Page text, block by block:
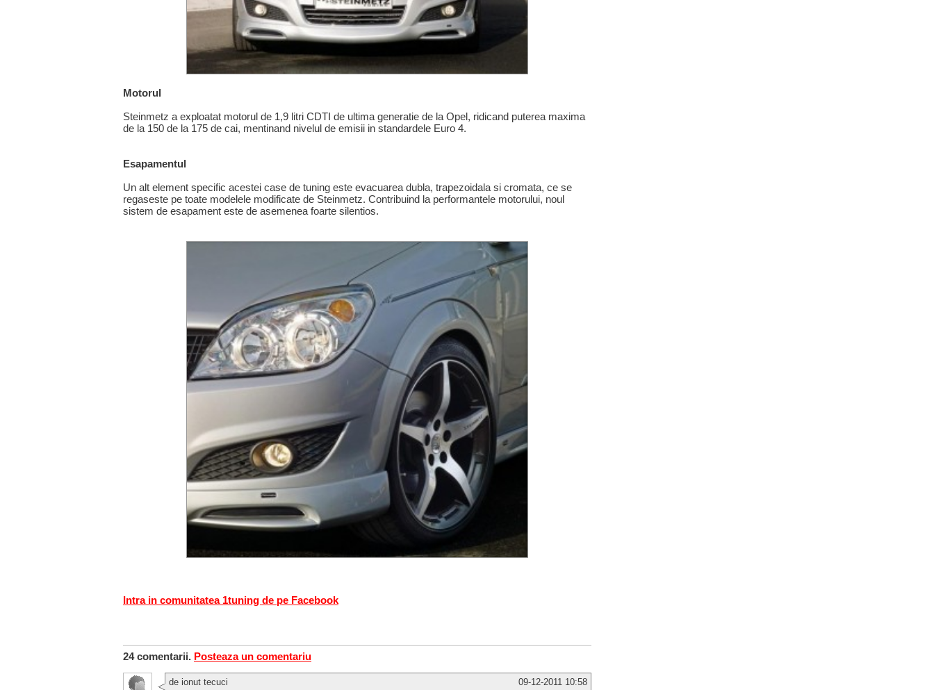
Motorul
Steinmetz a exploatat motorul de 1,9 litri CDTI de ultima generatie de la Opel, ridicand puterea maxima
de la 150 de la 175 de cai, mentinand nivelul de emisii in standardele Euro 4.
Esapamentul
Un alt element specific acestei case de tuning este evacuarea dubla, trapezoidala si cromata, ce se
regaseste pe toate modelele modificate de Steinmetz. Contribuind la performantele motorului, noul
sistem de esapament este de asemenea foarte silentios.
Intra in comunitatea 1tuning de pe Facebook
24 comentarii. Posteaza un comentariu
09-12-2011 10:58
de ionut tecuci